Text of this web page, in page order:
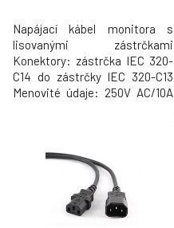
Napájací kábel monitora s
lisovanými zástrčkami
Konektory: zástrčka IEC 320-
C14 do zástrčky IEC 320-C13
Menovité údaje: 250V AC/10A
Napájacie káble Farba čierna
Dĺžka 1 m Pripojovacie porty
IEC320 C14, 10A Samec /
IEC320 C13, 10A Samec Strana
1 Typ konektora IEC320